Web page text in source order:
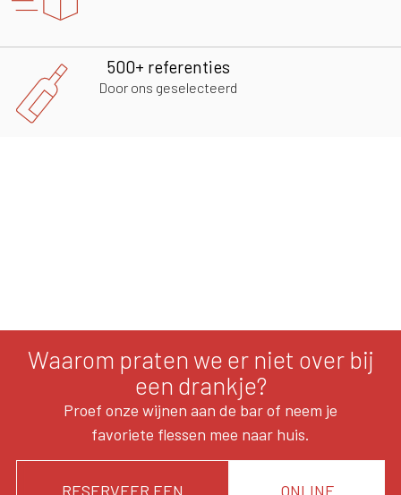
500+ referenties
Door ons geselecteerd
Waarom praten we er niet over bij
een drankje?
Proef onze wijnen aan de bar of neem je
favoriete flessen mee naar huis.
RESERVEER EEN
ONLINE